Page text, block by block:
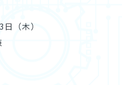
（木）